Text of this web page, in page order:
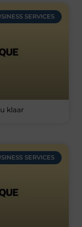
SERVICES
klaar
SERVICES